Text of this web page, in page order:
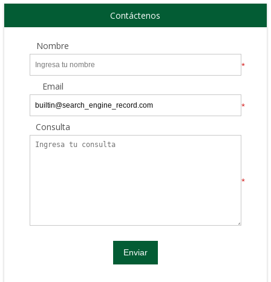
Contáctenos
Nombre
*
Email
*
Consulta
*